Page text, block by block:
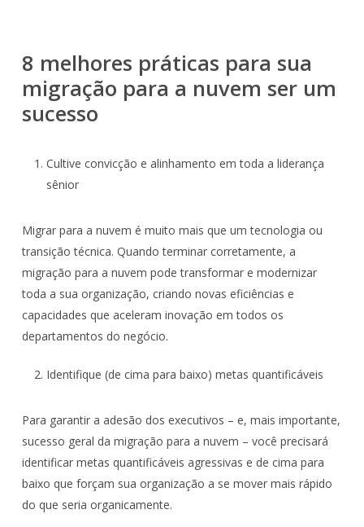
8 melhores práticas para sua
migração para a nuvem ser um
sucesso
Cultive convicção e alinhamento em toda a liderança
sênior
Migrar para a nuvem é muito mais que um tecnologia ou
transição técnica. Quando terminar corretamente, a
migração para a nuvem pode transformar e modernizar
toda a sua organização, criando novas eficiências e
capacidades que aceleram inovação em todos os
departamentos do negócio.
Identifique (de cima para baixo) metas quantificáveis
Para garantir a adesão dos executivos – e, mais importante,
sucesso geral da migração para a nuvem – você precisará
identificar metas quantificáveis agressivas e de cima para
baixo que forçam sua organização a se mover mais rápido
do que seria organicamente.